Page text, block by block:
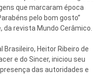
que marcaram época
pelo bom gosto”
revista Mundo Cerâmico.
Brasileiro, Heitor Ribeiro de
e do Sincer, iniciou seu
das autoridades e